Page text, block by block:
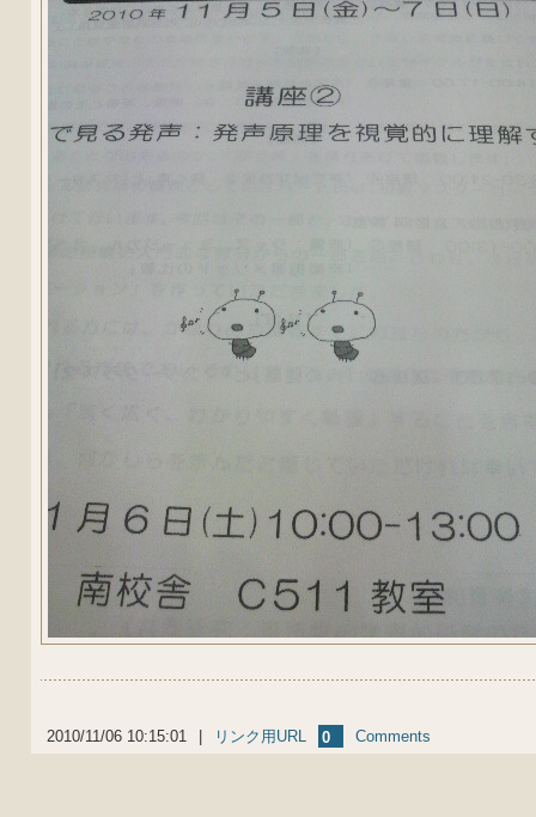
2010/11/06 10:15:01 リンク用URL 0 Comments